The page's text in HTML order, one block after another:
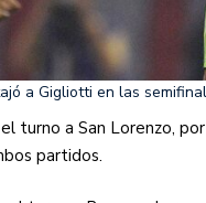
a Gigliotti en las
turno a San Lorenzo,
partidos.